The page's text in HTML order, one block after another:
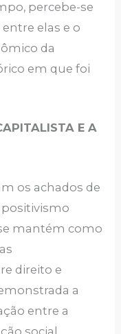
percebe-se
elas e o
da
em que foi
E A
os achados de
mantém como
direito e
a
entre a
social,